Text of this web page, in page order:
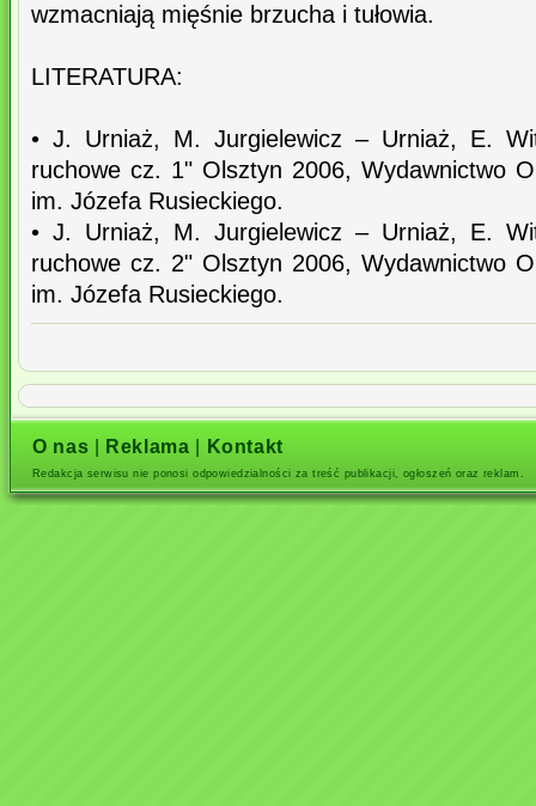
wzmacniają mięśnie brzucha i tułowia.
LITERATURA:
• J. Urniaż, M. Jurgielewicz – Urniaż, E.
ruchowe cz. 1" Olsztyn 2006, Wydawnictwo
im. Józefa Rusieckiego.
• J. Urniaż, M. Jurgielewicz – Urniaż, E.
ruchowe cz. 2" Olsztyn 2006, Wydawnictwo
im. Józefa Rusieckiego.
O nas Reklama Kontakt
Redakcja serwisu nie ponosi odpowiedzialności za treść publikacji, ogłoszeń oraz reklam.